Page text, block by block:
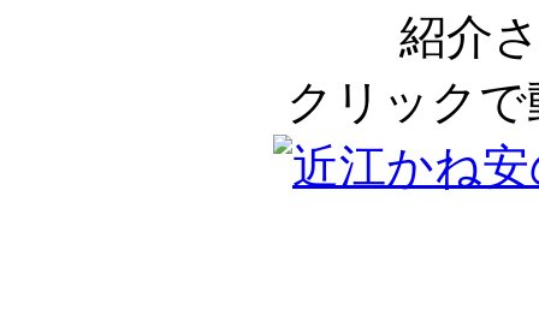
紹介
クリックで